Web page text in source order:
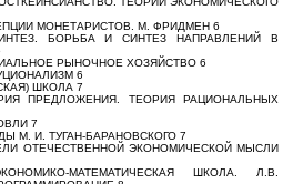
МОНЕТАРИСТОВ. М. ФРИДМЕН 6
БОРЬБА И СИНТЕЗ НАПРАВЛЕНИЙ В
РЫНОЧНОЕ ХОЗЯЙСТВО 6
6
ШКОЛА 7
ПРЕДЛОЖЕНИЯ. ТЕОРИЯ РАЦИОНАЛЬНЫХ
7
М. И. ТУГАН-БАРАНОВСКОГО 7
ОТЕЧЕСТВЕННОЙ ЭКОНОМИЧЕСКОЙ МЫСЛИ
МАТЕМАТИЧЕСКАЯ ШКОЛА. Л.В.